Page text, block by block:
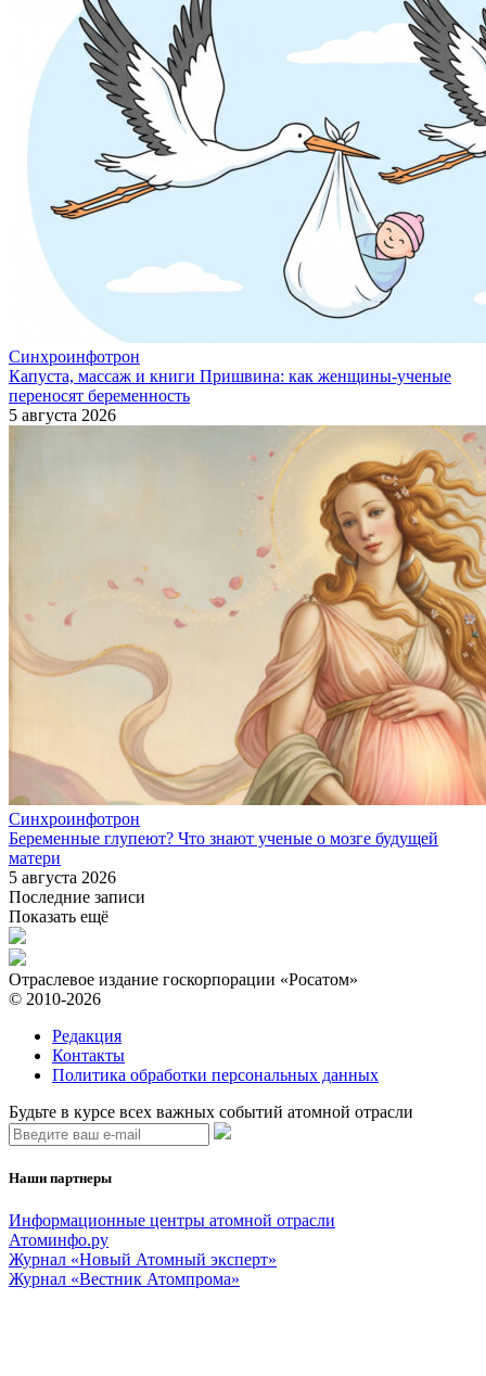
Синхроинфотрон
Капуста, массаж и книги Пришвина: как женщины-ученые
переносят беременность
5 августа 2026
Синхроинфотрон
Беременные глупеют? Что знают ученые о мозге будущей
матери
5 августа 2026
Последние записи
Показать ещё
Отраслевое издание госкорпорации «Росатом»
© 2010-2026
Редакция
Контакты
Политика обработки персональных данных
Будьте в курсе всех важных событий атомной отрасли
Наши партнеры
Информационные центры атомной отрасли
Атоминфо.ру
Журнал «Новый Атомный эксперт»
Журнал «Вестник Атомпрома»